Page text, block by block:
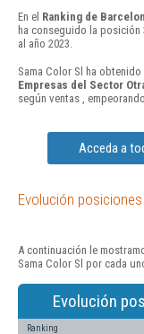
En el Ranking de
ha conseguido la posición
al año 2023.
Sama Color Sl ha
Empresas del Sector
según ventas ,
Acceda a
Evolución
A continuación le
Sama Color Sl por cada
Evolución
Ranking